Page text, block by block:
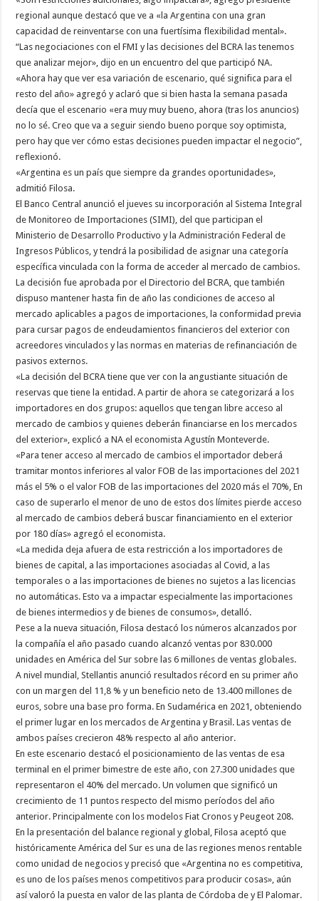
regional aunque destacó que ve a «la Argentina con una gran
capacidad de reinventarse con una fuertísima flexibilidad mental».
“Las negociaciones con el FMI y las decisiones del BCRA las tenemos
que analizar mejor», dijo en un encuentro del que participó NA.
«Ahora hay que ver esa variación de escenario, qué significa para el
resto del año» agregó y aclaró que si bien hasta la semana pasada
decía que el escenario «era muy muy bueno, ahora (tras los anuncios)
no lo sé. Creo que va a seguir siendo bueno porque soy optimista,
pero hay que ver cómo estas decisiones pueden impactar el negocio”,
reflexionó.
«Argentina es un país que siempre da grandes oportunidades»,
admitió Filosa.
El Banco Central anunció el jueves su incorporación al Sistema Integral
de Monitoreo de Importaciones (SIMI), del que participan el
Ministerio de Desarrollo Productivo y la Administración Federal de
Ingresos Públicos, y tendrá la posibilidad de asignar una categoría
específica vinculada con la forma de acceder al mercado de cambios.
La decisión fue aprobada por el Directorio del BCRA, que también
dispuso mantener hasta fin de año las condiciones de acceso al
mercado aplicables a pagos de importaciones, la conformidad previa
para cursar pagos de endeudamientos financieros del exterior con
acreedores vinculados y las normas en materias de refinanciación de
pasivos externos.
«La decisión del BCRA tiene que ver con la angustiante situación de
reservas que tiene la entidad. A partir de ahora se categorizará a los
importadores en dos grupos: aquellos que tengan libre acceso al
mercado de cambios y quienes deberán financiarse en los mercados
del exterior», explicó a NA el economista Agustín Monteverde.
«Para tener acceso al mercado de cambios el importador deberá
tramitar montos inferiores al valor FOB de las importaciones del 2021
más el 5% o el valor FOB de las importaciones del 2020 más el 70%, En
caso de superarlo el menor de uno de estos dos límites pierde acceso
al mercado de cambios deberá buscar financiamiento en el exterior
por 180 días» agregó el economista.
«La medida deja afuera de esta restricción a los importadores de
bienes de capital, a las importaciones asociadas al Covid, a las
temporales o a las importaciones de bienes no sujetos a las licencias
no automáticas. Esto va a impactar especialmente las importaciones
de bienes intermedios y de bienes de consumos», detalló.
Pese a la nueva situación, Filosa destacó los números alcanzados por
la compañía el año pasado cuando alcanzó ventas por 830.000
unidades en América del Sur sobre las 6 millones de ventas globales.
A nivel mundial, Stellantis anunció resultados récord en su primer año
con un margen del 11,8 % y un beneficio neto de 13.400 millones de
euros, sobre una base pro forma. En Sudamérica en 2021, obteniendo
el primer lugar en los mercados de Argentina y Brasil. Las ventas de
ambos países crecieron 48% respecto al año anterior.
En este escenario destacó el posicionamiento de las ventas de esa
terminal en el primer bimestre de este año, con 27.300 unidades que
representaron el 40% del mercado. Un volumen que significó un
crecimiento de 11 puntos respecto del mismo períodos del año
anterior. Principalmente con los modelos Fiat Cronos y Peugeot 208.
En la presentación del balance regional y global, Filosa aceptó que
históricamente América del Sur es una de las regiones menos rentable
como unidad de negocios y precisó que «Argentina no es competitiva,
es uno de los países menos competitivos para producir cosas», aún
así valoró la puesta en valor de las planta de Córdoba de y El Palomar.